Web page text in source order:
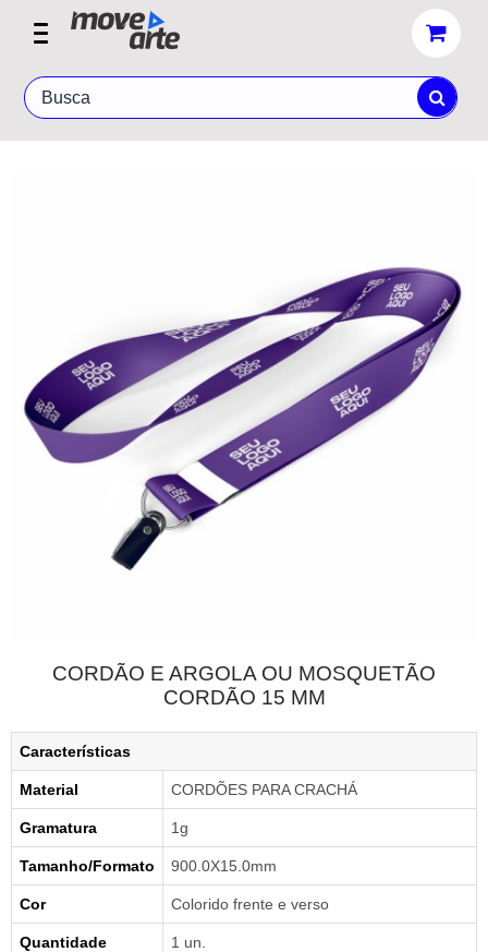
CORDÃO E ARGOLA OU MOSQUETÃO
CORDÃO 15 MM
Características
Material CORDÕES PARA CRACHÁ
Gramatura 1g
Tamanho/Formato 900.0X15.0mm
Cor Colorido frente e verso
Quantidade 1 un.